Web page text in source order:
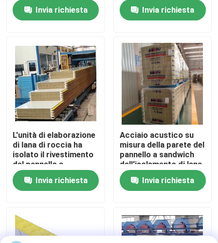
Circa noi
Giro della fabbrica
Controllo di qualità
Contattici
Richieda una citazione
Edifici a struttura in acciaio
laboratorio di strutture in acciaio
sandwich di lana di
roccia dell'isolamento
Invia richiesta
sigillamento del
poliuretano a prova di
fuoco
Invia richiesta
L'unità di elaborazione
di lana di roccia ha
isolato il rivestimento
del pannello a
sandwich del pannello
per il tetto e la parete
Invia richiesta
Acciaio acustico su
misura della parete del
pannello a sandwich
dell'isolamento di lana
di roccia
insonorizzato
Invia richiesta